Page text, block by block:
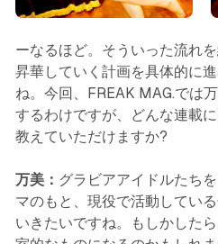
ーなるほど。そういった流れ
昇華していく計画を具体的に
ね。今回、FREAK MAG.では
するわけですが、どんな連載
教えていただけますか?
万美： グラビアアイドルたち
マのもと、現役で活動してい
いきたいですね。もしかした